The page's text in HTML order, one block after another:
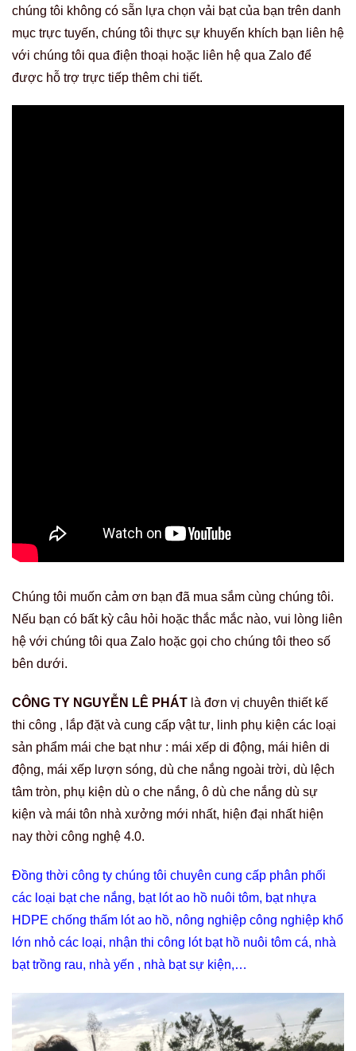
chúng tôi không có sẵn lựa chọn vải bạt của bạn trên danh
mục trực tuyến, chúng tôi thực sự khuyến khích bạn liên hệ
với chúng tôi qua điện thoại hoặc liên hệ qua Zalo để
được hỗ trợ trực tiếp thêm chi tiết.
Chúng tôi muốn cảm ơn bạn đã mua sắm cùng chúng tôi.
Nếu bạn có bất kỳ câu hỏi hoặc thắc mắc nào, vui lòng liên
hệ với chúng tôi qua Zalo hoặc gọi cho chúng tôi theo số
bên dưới.
CÔNG TY NGUYỄN LÊ PHÁT là đơn vị chuyên thiết kế
thi công , lắp đặt và cung cấp vật tư, linh phụ kiện các loại
sản phẩm mái che bạt như : mái xếp di động, mái hiên di
động, mái xếp lượn sóng, dù che nắng ngoài trời, dù lệch
tâm tròn, phụ kiện dù o che nắng, ô dù che nắng dù sự
kiện và mái tôn nhà xưởng mới nhất, hiện đại nhất hiện
nay thời công nghệ 4.0.
Đồng thời công ty chúng tôi chuyên cung cấp phân phối
các loại bạt che nắng, bạt lót ao hồ nuôi tôm, bạt nhựa
HDPE chống thấm lót ao hồ, nông nghiệp công nghiệp khổ
lớn nhỏ các loại, nhận thi công lót bạt hồ nuôi tôm cá, nhà
bạt trồng rau, nhà yến , nhà bạt sự kiện,…